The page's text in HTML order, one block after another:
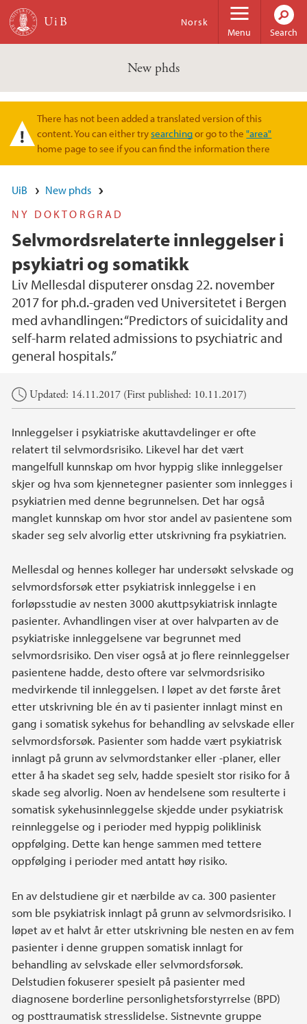
Skip to main content
Menu
Norsk
Search
New phds
Warning message
There has not been added a translated version of this
content. You can either trysearchingor go to the"area"
home page to see if you can find the information there
UiB
New phds
NY DOKTORGRAD
Selvmordsrelaterte innleggelser i
psykiatri og somatikk
Liv Mellesdal disputerer onsdag 22. november
2017 for ph.d.-graden ved Universitetet i Bergen
med avhandlingen: “Predictors of suicidality and
self-harm related admissions to psychiatric and
general hospitals.”
Main content
Updated: 14.11.2017 (First published: 10.11.2017)
Innleggelser i psykiatriske akuttavdelinger er ofte
relatert til selvmordsrisiko. Likevel har det vært
mangelfull kunnskap om hvor hyppig slike innleggelser
skjer og hva som kjennetegner pasienter som innlegges i
psykiatrien med denne begrunnelsen. Det har også
manglet kunnskap om hvor stor andel av pasientene som
skader seg selv alvorlig etter utskrivning fra psykiatrien.
Mellesdal og hennes kolleger har undersøkt selvskade og
selvmordsforsøk etter psykiatrisk innleggelse i en
forløpsstudie av nesten 3000 akuttpsykiatrisk innlagte
pasienter. Avhandlingen viser at over halvparten av de
psykiatriske innleggelsene var begrunnet med
selvmordsrisiko. Den viser også at jo flere reinnleggelser
pasientene hadde, desto oftere var selvmordsrisiko
medvirkende til innleggelsen. I løpet av det første året
etter utskrivning ble én av ti pasienter innlagt minst en
gang i somatisk sykehus for behandling av selvskade eller
selvmordsforsøk. Pasienter som hadde vært psykiatrisk
innlagt på grunn av selvmordstanker eller -planer, eller
etter å ha skadet seg selv, hadde spesielt stor risiko for å
skade seg alvorlig. Noen av hendelsene som resulterte i
somatisk sykehusinnleggelse skjedde under psykiatrisk
reinnleggelse og i perioder med hyppig poliklinisk
oppfølging. Dette kan henge sammen med tettere
oppfølging i perioder med antatt høy risiko.
En av delstudiene gir et nærbilde av ca. 300 pasienter
som ble psykiatrisk innlagt på grunn av selvmordsrisiko. I
løpet av et halvt år etter utskrivning ble nesten en av fem
pasienter i denne gruppen somatisk innlagt for
behandling av selvskade eller selvmordsforsøk.
Delstudien fokuserer spesielt på pasienter med
diagnosene borderline personlighetsforstyrrelse (BPD)
og posttraumatisk stresslidelse. Sistnevnte gruppe